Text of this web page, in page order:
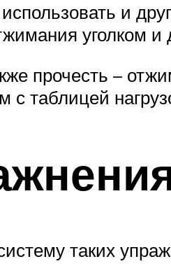
и
уголком и
прочесть –
с таблицей
таких